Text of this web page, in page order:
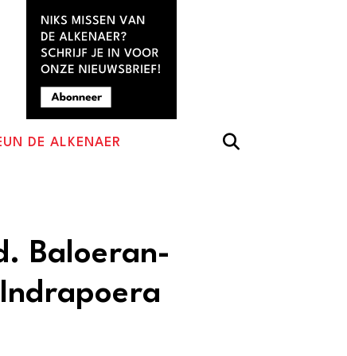
DE ALKENAER
Baloeran-